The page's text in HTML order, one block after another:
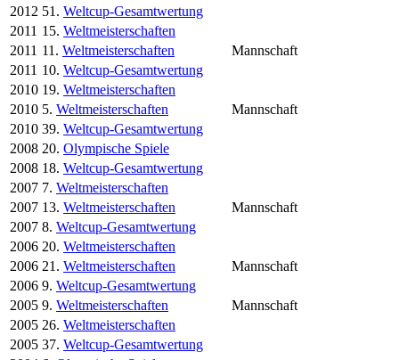
2012 51. Weltcup-Gesamtwertung
2011 15. Weltmeisterschaften
2011 11. Weltmeisterschaften
Mannschaft
2011 10. Weltcup-Gesamtwertung
2010 19. Weltmeisterschaften
2010 5. Weltmeisterschaften
Mannschaft
2010 39. Weltcup-Gesamtwertung
2008 20. Olympische Spiele
2008 18. Weltcup-Gesamtwertung
2007 7. Weltmeisterschaften
2007 13. Weltmeisterschaften
Mannschaft
2007 8. Weltcup-Gesamtwertung
2006 20. Weltmeisterschaften
2006 21. Weltmeisterschaften
Mannschaft
2006 9. Weltcup-Gesamtwertung
2005 9. Weltmeisterschaften
Mannschaft
2005 26. Weltmeisterschaften
2005 37. Weltcup-Gesamtwertung